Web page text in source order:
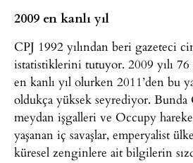
2009 en kanlı yıl
CPJ 1992 yılından beri gazeteci
istatistiklerini tutuyor. 2009 yılı
en kanlı yıl olurken 2011’den bu
oldukça yüksek seyrediyor.
meydan işgalleri ve Occupy
yaşanan iç savaşlar, emperyalist
küresel zenginlere ait bilgilerin